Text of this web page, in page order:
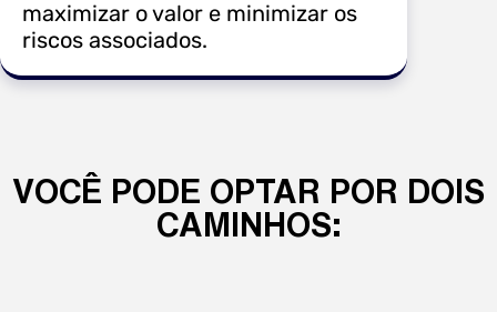
maximizar o valor e minimizar os
riscos associados.
VOCÊ PODE OPTAR POR DOIS
CAMINHOS: